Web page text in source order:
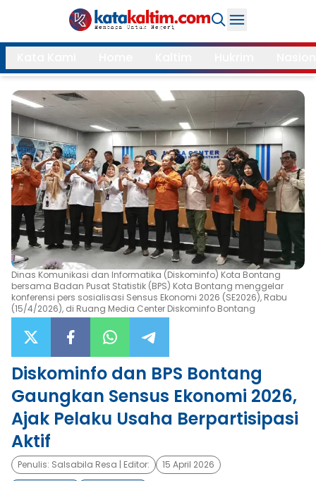
Daerah
Kukar
Samarinda
Bontang
Balikpapan
Kubar
Kutim
PPU
Mahulu
Paser
Berau
More
Internasional
Feature
Opini
Gaya
Hidup
×
Search
Dinas Komunikasi dan Informatika (Diskominfo) Kota Bontang
bersama Badan Pusat Statistik (BPS) Kota Bontang menggelar
konferensi pers sosialisasi Sensus Ekonomi 2026 (SE2026), Rabu
(15/4/2026), di Ruang Media Center Diskominfo Bontang
Diskominfo dan BPS Bontang
Gaungkan Sensus Ekonomi 2026,
Ajak Pelaku Usaha Berpartisipasi
Aktif
Penulis: Salsabila Resa | Editor: 15 April 2026